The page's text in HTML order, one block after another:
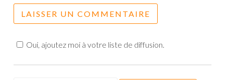
Oui, ajoutez moi à votre liste de diffusion.